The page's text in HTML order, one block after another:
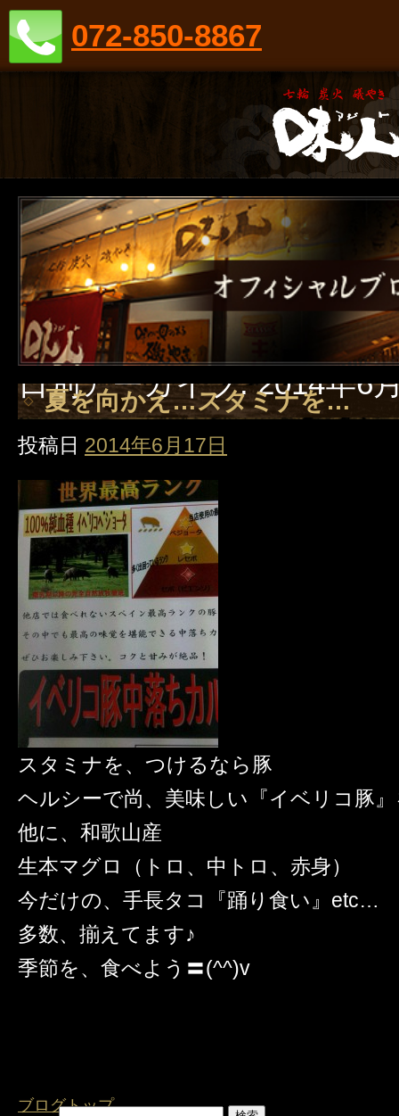
072-850-8867
日別アーカイブ:2014年6
夏を向かえ…スタミナを…
投稿日 2014年6月17日
スタミナを、つけるなら豚
ヘルシーで尚、美味しい『イベリコ豚
他に、和歌山産
生本マグロ（トロ、中トロ、赤身）
今だけの、手長タコ『踊り食い』etc…
多数、揃えてます♪
季節を、食べよう〓(^^)v
ブログトップ